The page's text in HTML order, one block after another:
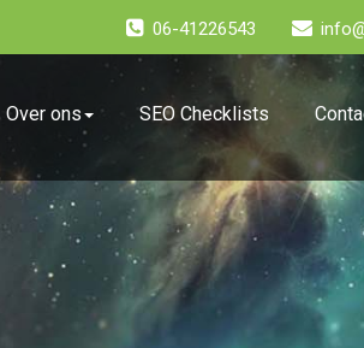
06-41226543
Over ons SEO Checklists